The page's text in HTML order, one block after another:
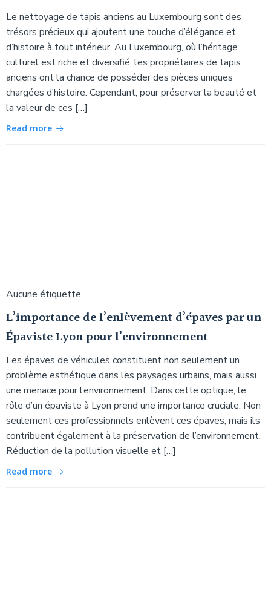
Le nettoyage de tapis anciens au Luxembourg sont des
trésors précieux qui ajoutent une touche d’élégance et
d’histoire à tout intérieur. Au Luxembourg, où l’héritage
culturel est riche et diversifié, les propriétaires de tapis
anciens ont la chance de posséder des pièces uniques
chargées d’histoire. Cependant, pour préserver la beauté et
la valeur de ces […]
Read more
Aucune étiquette
L’importance de l’enlèvement d’épaves par un
Épaviste Lyon pour l’environnement
Les épaves de véhicules constituent non seulement un
problème esthétique dans les paysages urbains, mais aussi
une menace pour l’environnement. Dans cette optique, le
rôle d’un épaviste à Lyon prend une importance cruciale. Non
seulement ces professionnels enlèvent ces épaves, mais ils
contribuent également à la préservation de l’environnement.
Réduction de la pollution visuelle et […]
Read more